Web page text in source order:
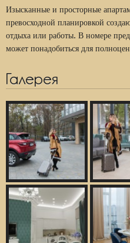
Изысканные и просторные
превосходной планировкой
отдыха или работы. В номере
может понадобиться для
Галерея